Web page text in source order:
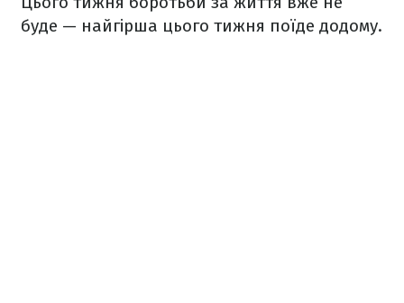
буде — найгірша цього тижня поїде додому.